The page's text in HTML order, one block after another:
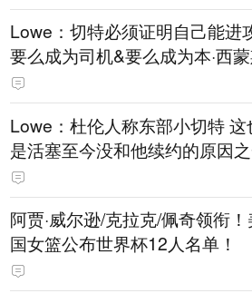
Lowe：切特必须证明自己能进
要么成为司机&要么成为本·西
Lowe：杜伦人称东部小切特 这
是活塞至今没和他续约的原因
阿贾·威尔逊/克拉克/佩奇领衔！
国女篮公布世界杯12人名单！